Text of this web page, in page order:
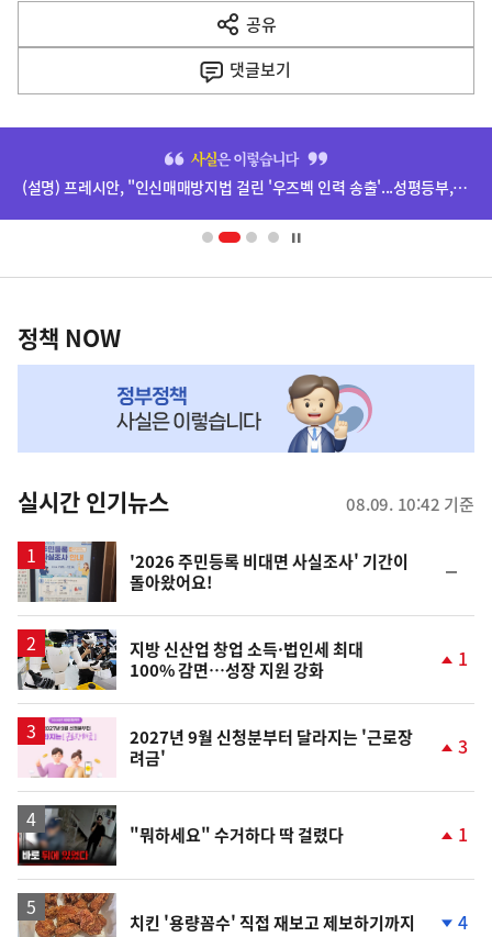
음
공유
열
기
댓글보기
배
영
(설명) 프레시안, "인신매매방지법 걸린 '우즈벡 인력 송출'...성평등부,노동·법무부에 개선 요청" 관련
책
NOW,
뉴
스
정책 NOW
실시간 인기뉴스 08.09. 10:42 기준
'2026 주민등록 비대면 사실조사' 기간이
돌아왔어요!
일
지방 신산업 창업 소득·법인세 최대
100% 감면…성장 지원 강화
계
1
2027년 9월 신청분부터 달라지는 '근로장
려금'
계
3
영
상
"뭐하세요" 수거하다 딱 걸렸다
계
1
치킨 '용량꼼수' 직접 재보고 제보하기까지 4